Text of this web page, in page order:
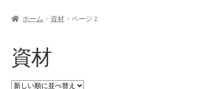
キ
プ
カート
ショップ
ホーム 資材 ページ 2
資材